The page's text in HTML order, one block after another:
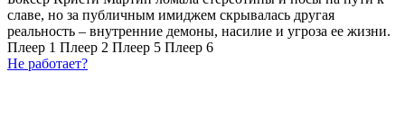
славе, но за публичным имиджем скрывалась другая
реальность – внутренние демоны, насилие и угроза ее жизни.
Плеер 1 Плеер 2 Плеер 5 Плеер 6
Не работает?